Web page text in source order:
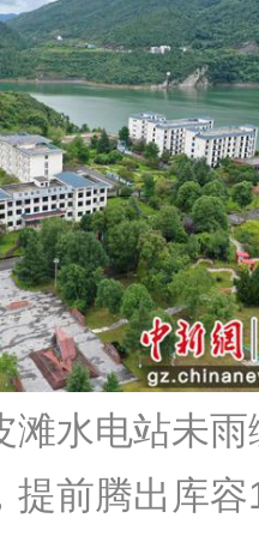
滩水电站未雨
提前腾出库容